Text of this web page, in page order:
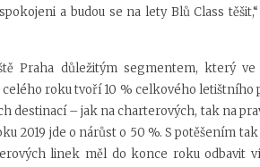
a budou se na lety Blů Class
Praha důležitým segmentem, který
roku tvoří 10 % celkového letištního
destinací – jak na charterových, tak na
2019 jde o nárůst o 50 %. S potěšením
linek měl do konce roku odbavit